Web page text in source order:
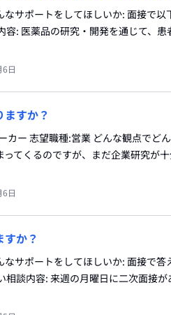
サポートをしてほしいか: 面接で以
: 医薬品の研究・開発を通じて、患
日
すか？
ー 志望職種:営業 どんな観点でど
てくるのですが、まだ企業研究が
日
か？
サポートをしてほしいか: 面接で答
談内容: 来週の月曜日に二次面接が